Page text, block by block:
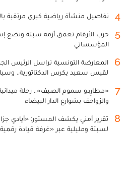
4 تفاصيل منشأة رياضية كبرى مرتقبة
5
حرب الأرقام تعمق أزمة سبتة وتضع
المؤسساتي
6
المعارضة التونسية تراسل الرئيس
لقيس سعيد يكرس الدكتاتورية..
7
«مطارِدو سموم الصيف».. رحلة
والزواحف بشوارع الدار البيضاء
8
تقرير أمني يكشف المستور: «أيادي
لسبتة ومليلية عبر «غرفة قيادة